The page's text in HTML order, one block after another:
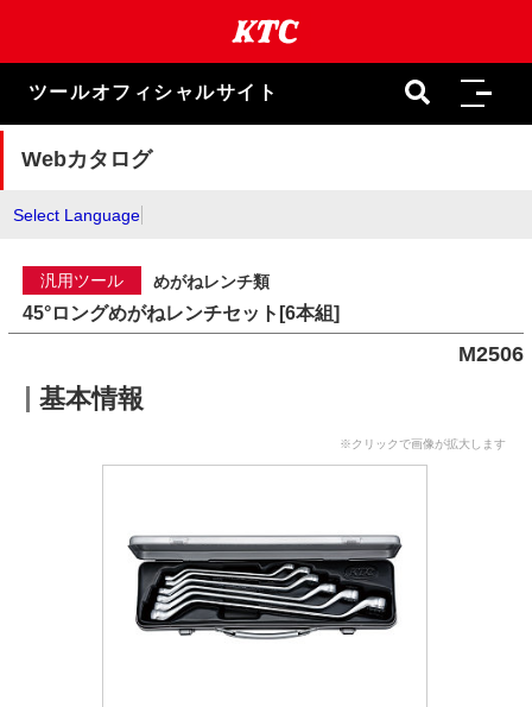
ま
キ
ツールオフィシャルサイト
Webカタログ
Select Language
汎用ツール めがねレンチ類
45°ロングめがねレンチセット[6本組]
M2506
基本情報
※クリックで画像が拡大します